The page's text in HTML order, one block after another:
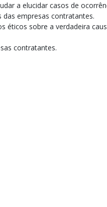
a elucidar casos de
empresas contratantes.
éticos sobre a verdadeira
contratantes.